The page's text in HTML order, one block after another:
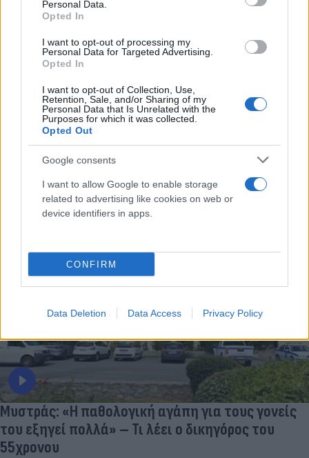
Personal Data.
Opted In
I want to opt-out of processing my
Personal Data for Targeted Advertising.
Opted In
I want to opt-out of Collection, Use,
Retention, Sale, and/or Sharing of my
Personal Data that Is Unrelated with the
Purposes for which it was collected.
Opted Out
Google consents
I want to allow Google to enable storage
related to advertising like cookies on web or
device identifiers in apps.
CONFIRM
Data Deletion Data Access Privacy Policy
06.08.2026
Μυστράς: «Η παθολογική αγάπη για τους γονείς
του εξηγεί πολλά» – Τι λέει ο δικηγόρος του
55χρονου